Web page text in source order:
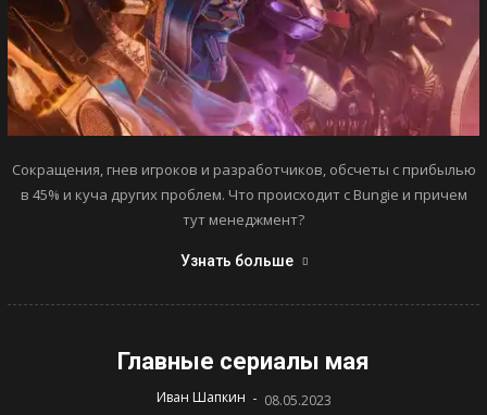
Сокращения, гнев игроков и разработчиков, обсчеты с прибылью
в 45% и куча других проблем. Что происходит с Bungie и причем
тут менеджмент?
Узнать больше
Главные сериалы мая
Иван Шапкин - 08.05.2023